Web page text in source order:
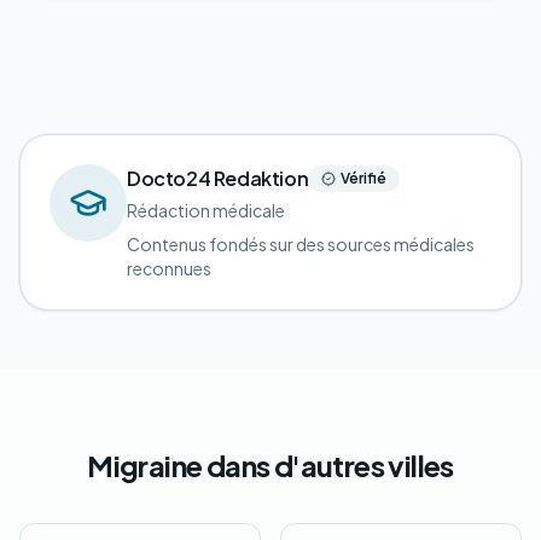
Docto24 Redaktion Vérifié
Rédaction médicale
Contenus fondés sur des sources médicales
reconnues
Migraine dans d'autres villes